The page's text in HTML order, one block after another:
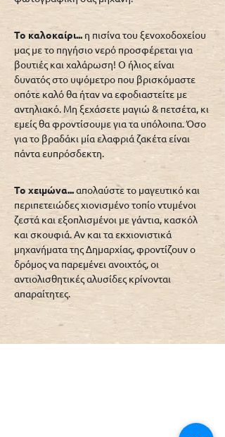
Το καλοκαίρι... η πισίνα του ξενοχοδοχείου
μας με το πηγήσιο νερό προσφέρεται για
βουτιές και χαλάρωση! Ο ήλιος είναι
δυνατός στο υψόμετρο που βρισκόμαστε
οπότε καλό θα ήταν να εφοδιαστείτε με
αντηλιακό. Μη ξεχάσετε μαγιώ & πετσέτα, κι
εμείς θα φροντίσουμε για τα υπόλοιπα. Όσο
για το βραδάκι μία ελαφριά ζακέτα είναι
πάντα ευπρόσδεκτη.
Το χειμώνα...απολαύστε το μαγευτικό και
περιπετειώδες χιονισμένο τοπίο ντυμένοι
ζεστά και εξοπλισμένοι με γάντια, κασκόλ
και σκουφιά. Αν και τα εκχιονιστικά
μηχανήματα της Δημαρχίας, φροντίζουν ο
δρόμος να παρεμένει ανοιχτός, οι
αντιολισθητικές αλυσίδες κρίνονται
απαραίτητες.